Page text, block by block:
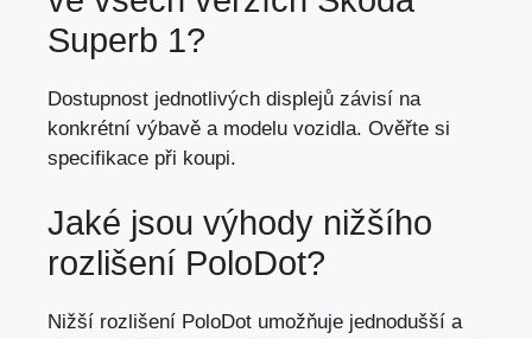
Superb 1?
Dostupnost jednotlivých displejů závisí na
konkrétní výbavě a modelu vozidla. Ověřte si
specifikace při koupi.
Jaké jsou výhody nižšího
rozlišení PoloDot?
Nižší rozlišení PoloDot umožňuje jednodušší a